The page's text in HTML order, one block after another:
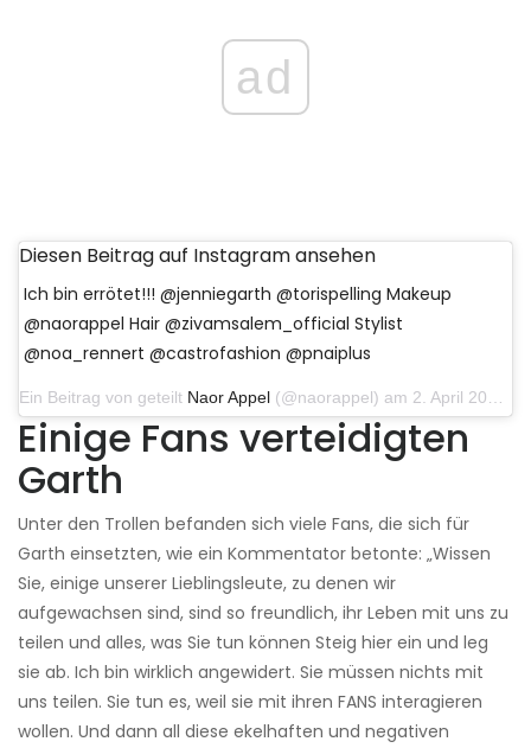
ad
Diesen Beitrag auf Instagram ansehen
Ich bin errötet!!! @jenniegarth @torispelling Makeup
@naorappel Hair @zivamsalem_official Stylist
@noa_rennert @castrofashion @pnaiplus
Ein Beitrag von geteilt Naor Appel (@naorappel) am 2. April 2019 um 9:04 Uhr PDT
Einige Fans verteidigten
Garth
Unter den Trollen befanden sich viele Fans, die sich für
Garth einsetzten, wie ein Kommentator betonte: „Wissen
Sie, einige unserer Lieblingsleute, zu denen wir
aufgewachsen sind, sind so freundlich, ihr Leben mit uns zu
teilen und alles, was Sie tun können Steig hier ein und leg
sie ab. Ich bin wirklich angewidert. Sie müssen nichts mit
uns teilen. Sie tun es, weil sie mit ihren FANS interagieren
wollen. Und dann all diese ekelhaften und negativen